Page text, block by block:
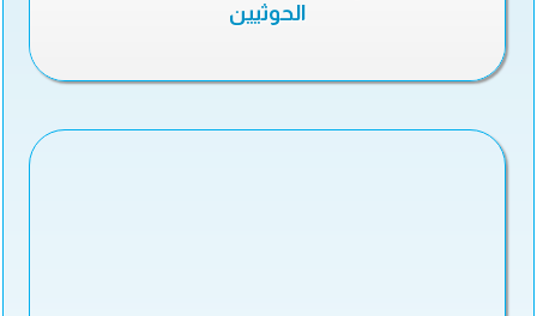
الحوثيين